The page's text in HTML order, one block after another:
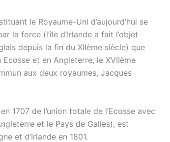
le Royaume-Uni d’aujourd’hui se
la force (l’île d’Irlande a fait l’objet
depuis la fin du XIIème siècle) que
et en Angleterre, le XVIIème
aux deux royaumes, Jacques
1707 de l’union totale de l’Ecosse avec
et le Pays de Galles), est
et d’Irlande en 1801.